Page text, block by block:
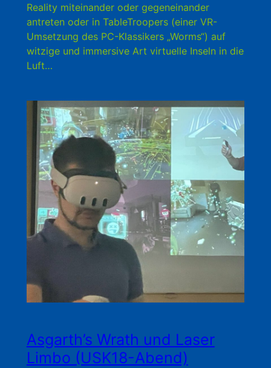
Reality miteinander oder gegeneinander
antreten oder in TableTroopers (einer VR-
Umsetzung des PC-Klassikers „Worms“) auf
witzige und immersive Art virtuelle Inseln in die
Luft…
Asgarth’s Wrath und Laser
Limbo (USK18-Abend)